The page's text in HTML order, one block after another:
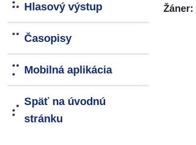
Hlasový výstup
Časopisy
Mobilná aplikácia
Späť na úvodnú
stránku
Žáner: